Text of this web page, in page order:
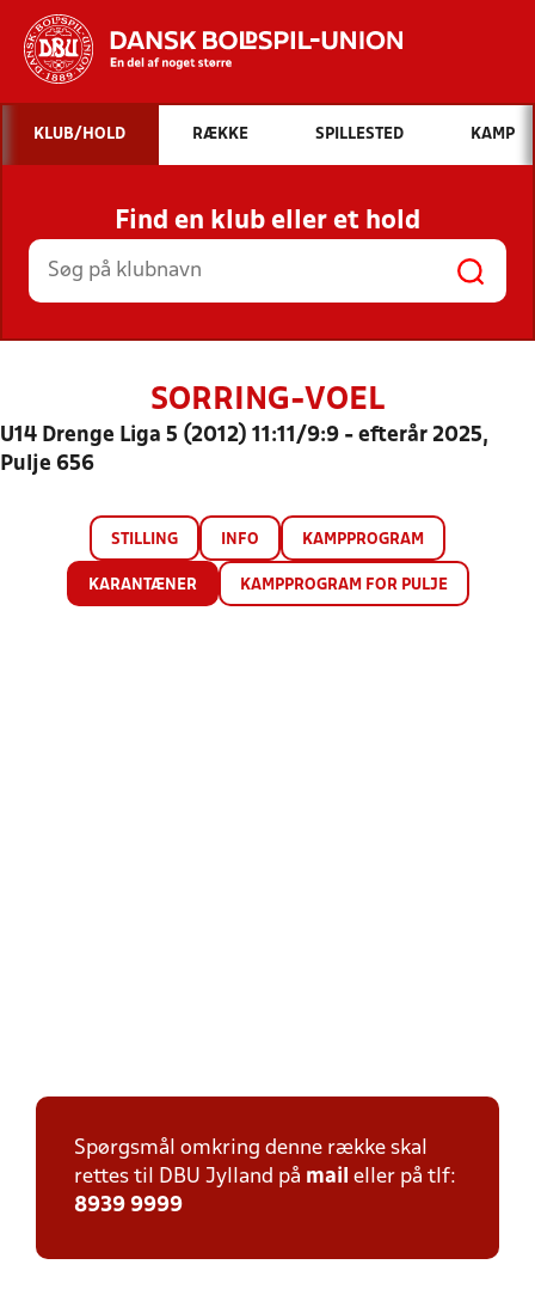
Hvad vil du søge efter?
INDHOLD OG NYHEDER
STILLINGER, RESULTATER, KLUBBER OG
HOLD
KLUB/HOLD RÆKKE SPILLESTED KAMP
Find en klub eller et hold
SORRING-VOEL
U14 Drenge Liga 5 (2012) 11:11/9:9 - efterår 2025,
Pulje 656
STILLING INFO KAMPPROGRAM
KARANTÆNER KAMPPROGRAM FOR PULJE
Spørgsmål omkring denne række skal
rettes til DBU Jylland på mail eller på tlf:
8939 9999